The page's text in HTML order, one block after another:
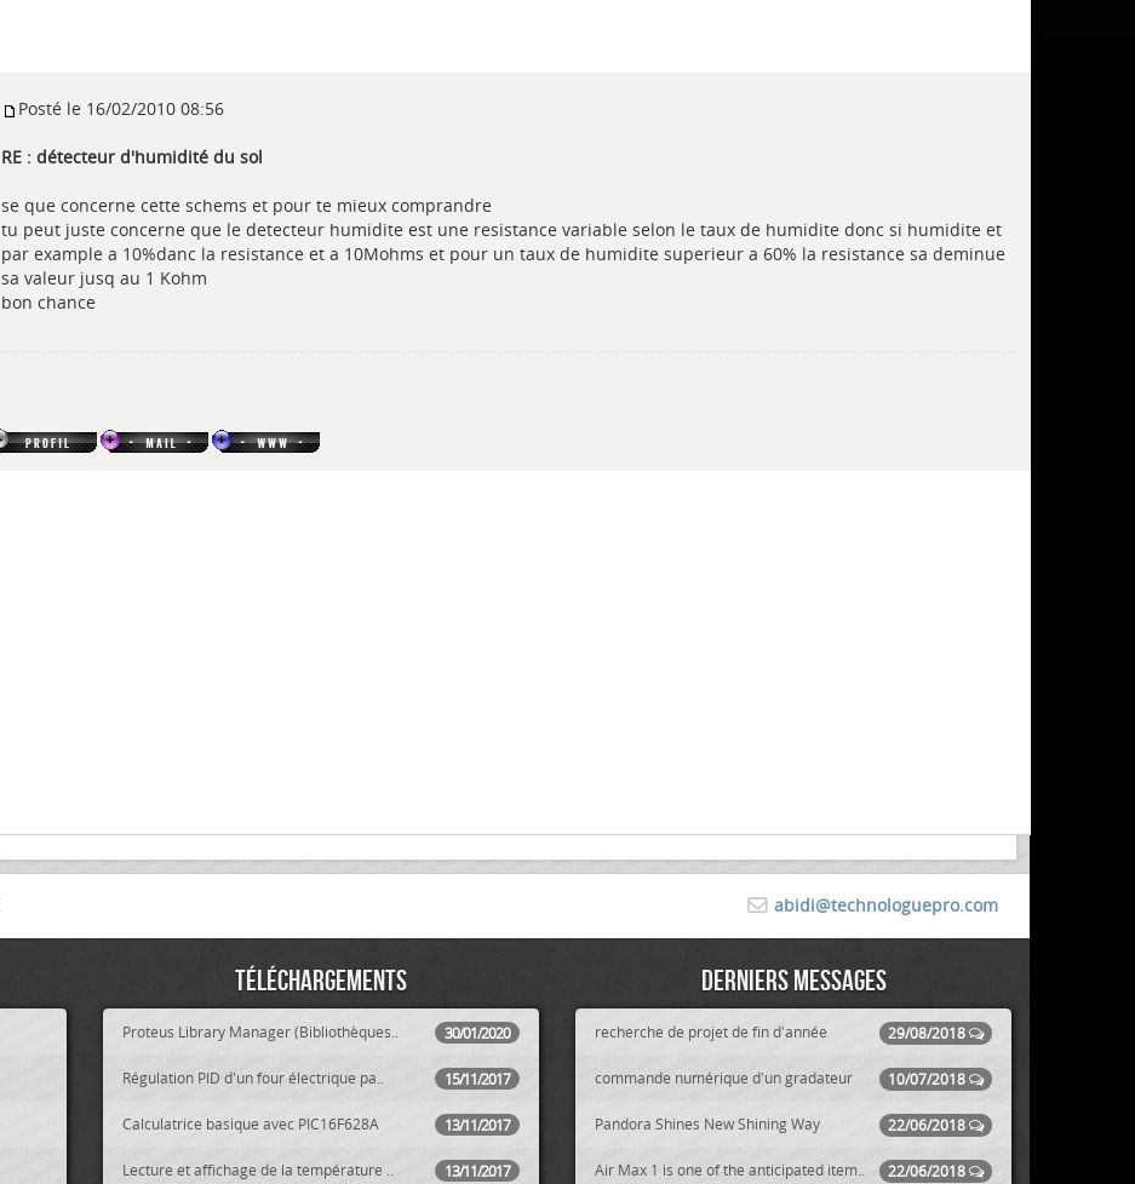
Posté le 16/02/2010 08:56
RE : détecteur d'humidité du sol
se que concerne cette schems et pour te mieux comprandre
tu peut juste concerne que le detecteur humidite est une resistance variable selon le taux de humidite donc si humidite et
par example a 10%danc la resistance et a 10Mohms et pour un taux de humidite superieur a 60% la resistance sa deminue
sa valeur jusq au 1 Kohm
bon chance
abidi@technologuepro.com
Téléchargements
30/01/2020
Proteus Library Manager (Bibliothèques..
15/11/2017
Régulation PID d'un four électrique pa..
13/11/2017
Calculatrice basique avec PIC16F628A
13/11/2017
Lecture et affichage de la température ..
Derniers messages
29/08/2018
recherche de projet de fin d'année
10/07/2018
commande numérique d'un gradateur
22/06/2018
Pandora Shines New Shining Way
22/06/2018
Air Max 1 is one of the anticipated item..